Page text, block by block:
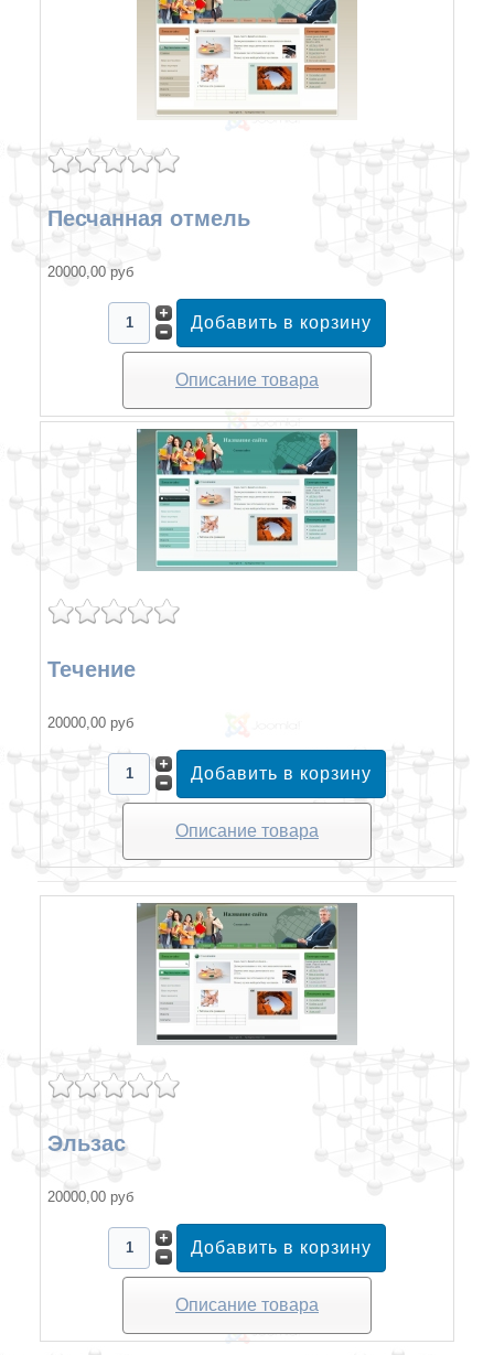
Песчанная отмель
20000,00 руб
Описание товара
Течение
20000,00 руб
Описание товара
Эльзас
20000,00 руб
Описание товара